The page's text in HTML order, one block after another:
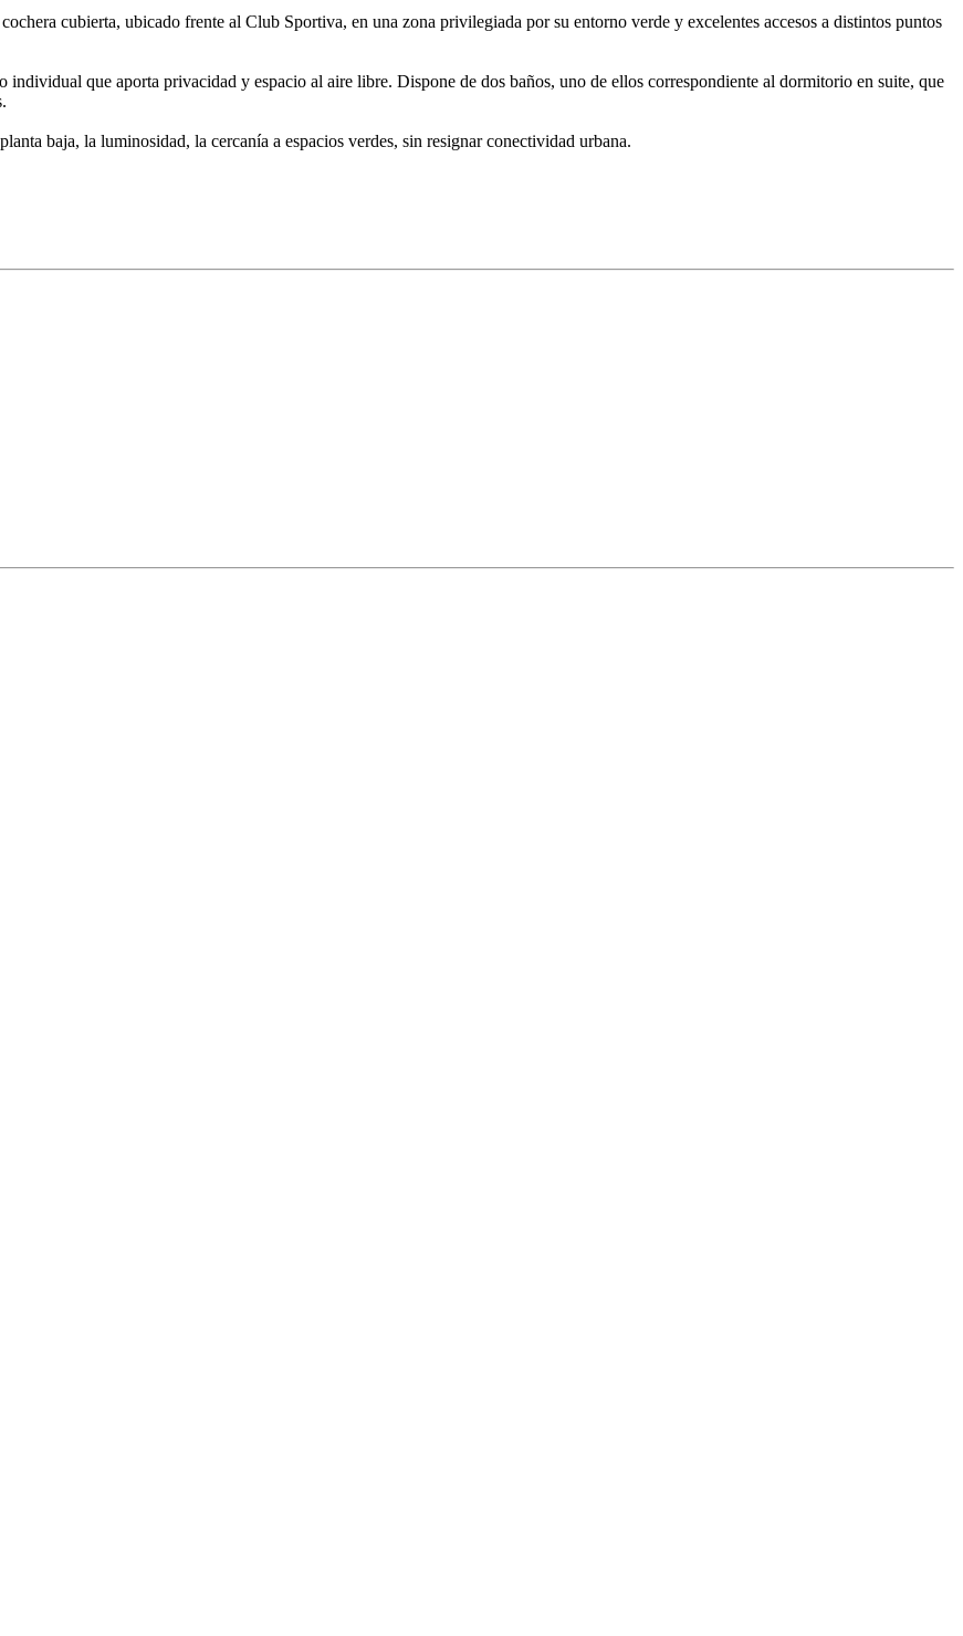
cubierta, ubicado frente al Club Sportiva, en una zona privilegiada por su entorno verde y excelentes accesos a distintos puntos
que aporta privacidad y espacio al aire libre. Dispone de dos baños, uno de ellos correspondiente al dormitorio en suite, que
baja, la luminosidad, la cercanía a espacios verdes, sin resignar conectividad urbana.